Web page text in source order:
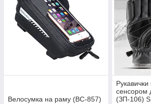
Велосумка на раму (ВС-857)
Рукавички
сенсором
(ЗП-106)